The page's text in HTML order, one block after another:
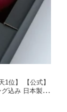
1位】 【公式】
込み 日本製 波
め加工 天然木
ンデュ ビスク